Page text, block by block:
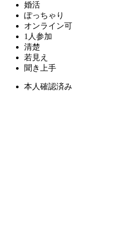
婚活
ぽっちゃり
オンライン可
1人参加
清楚
若見え
聞き上手
本人確認済み